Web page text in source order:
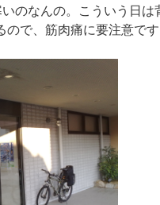
のなんの。こういう日
で、筋肉痛に要注意です